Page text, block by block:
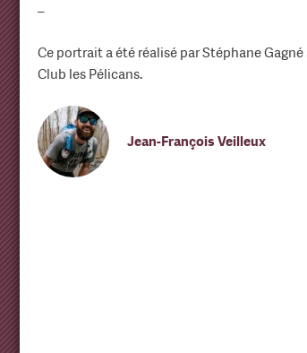
–
Ce portrait a été réalisé par Stéphane
Club les Pélicans.
Jean-François Veilleux